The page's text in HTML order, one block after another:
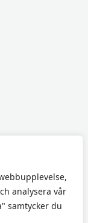
analysera vår
samtycker du